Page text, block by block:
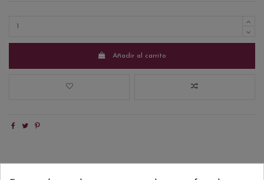
Añadir al carrito